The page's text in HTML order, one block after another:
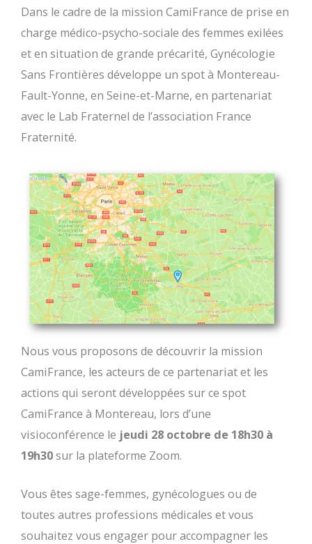
Dans le cadre de la mission CamiFrance de prise en
charge médico-psycho-sociale des femmes exilées
et en situation de grande précarité, Gynécologie
Sans Frontières développe un spot à Montereau-
Fault-Yonne, en Seine-et-Marne, en partenariat
avec le Lab Fraternel de l’association France
Fraternité.
Nous vous proposons de découvrir la mission
CamiFrance, les acteurs de ce partenariat et les
actions qui seront développées sur ce spot
CamiFrance à Montereau, lors d’une
visioconférence le jeudi 28 octobre de 18h30 à
19h30sur la plateforme Zoom.
Vous êtes sage-femmes, gynécologues ou de
toutes autres professions médicales et vous
souhaitez vous engager pour accompagner les